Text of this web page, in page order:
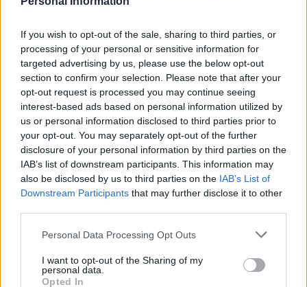
If you wish to opt-out of the sale, sharing to third parties, or
processing of your personal or sensitive information for
targeted advertising by us, please use the below opt-out
section to confirm your selection. Please note that after your
opt-out request is processed you may continue seeing
interest-based ads based on personal information utilized by
us or personal information disclosed to third parties prior to
your opt-out. You may separately opt-out of the further
disclosure of your personal information by third parties on the
IAB’s list of downstream participants. This information may
also be disclosed by us to third parties on the IAB’s List of
Downstream Participants that may further disclose it to other
Please note that this website/app uses one or more Google
not limited to your visit or usage behaviour. You may click to
grant or deny consent to Google and its third-party tags to
Personal Data Processing Opt Outs
I want to opt-out of the Sharing of my
personal data.
Opted In
El 11 ideal de la jornada 29
Robert Lewandowski contribuyó en los tres goles del Barcelona contra el